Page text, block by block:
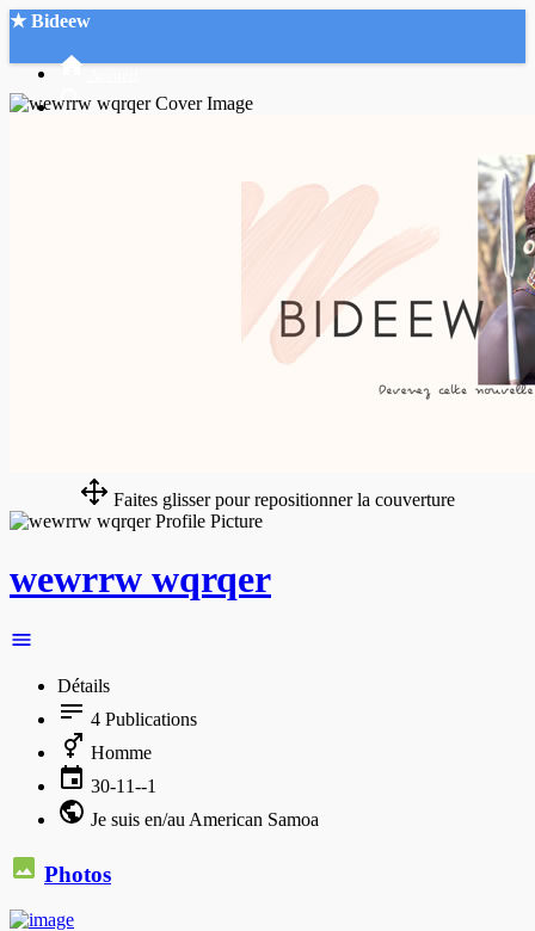
★ Bideew
Faites glisser pour repositionner la couverture
wewrrw wqrqer
Détails
4 Publications
Homme
30-11--1
Je suis en/au American Samoa
Photos